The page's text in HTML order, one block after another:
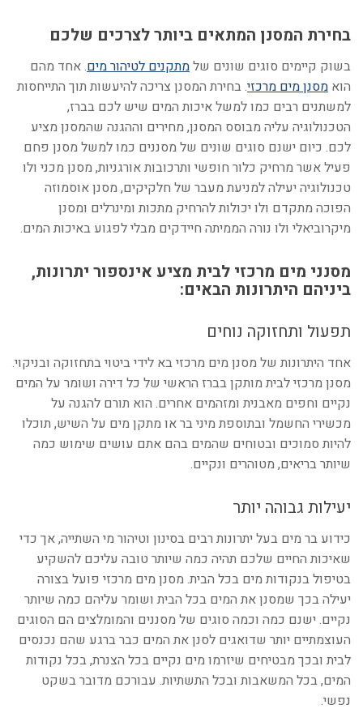
בחירת המסנן המתאים ביותר לצרכים שלכם
בשוק קיימים סוגים שונים שלמתקנים לטיהור מים. אחד מהם
הוא מסנן מים מרכזי. בחירת המסנן צריכה להיעשות תוך התייחסות
למשתנים רבים כמו למשל איכות המים שיש לכם בברז,
הטכנולוגיה עליה מבוסס המסנן, מחירים וההגנה שהמסנן מציע
לכם. כיום ישנם סוגים שונים של מסננים כמו למשל מסנן פחם
פעיל אשר מרחיק כלור חופשי ותרכובות אורגניות, מסנן מכני ולו
טכנולוגיה יעילה למניעת מעבר של חלקיקים, מסנן אוסמוזה
הפוכה מתקדם ולו יכולות להרחיק מתכות ומינרלים ומסנן
מיקרוביאלי ולו נורה הממיתה חיידקים מבלי לפגוע באיכות המים.
מסנני מים מרכזי לבית מציע אינספור יתרונות,
ביניהם היתרונות הבאים:
תפעול ותחזוקה נוחים
אחד היתרונות של מסנן מים מרכזי בא לידי ביטוי בתחזוקה ובניקוי.
מסנן מרכזי לבית מותקן בברז הראשי של כל דירה ושומר על המים
נקיים וחפים מאבנית ומזהמים אחרים. הוא תורם להגנה על
מכשירי החשמל ובתוספת מיני בר או מתקן מים על השיש, תוכלו
להיות סמוכים ובטוחים שהמים בהם אתם עושים שימוש כמה
שיותר בריאים, מטוהרים ונקיים.
יעילות גבוהה יותר
כידוע בר מים בעל יתרונות רבים בסינון וטיהור מי השתייה, אך כדי
שאיכות החיים שלכם תהיה כמה שיותר טובה עליכם להשקיע
בטיפול בנקודות מים בכל הבית. מסנן מים מרכזי פועל בצורה
יעילה בכך שמסנן את המים בכל הבית ושומר עליהם כמה שיותר
נקיים. ישנם כמה וכמה סוגים של מסננים והמומלצים הם הסוגים
העוצמתיים יותר שדואגים לסנן את המים כבר ברגע שהם נכנסים
לבית ובכך מבטיחים שיזרמו מים נקיים בכל הצנרת, בכל נקודות
המים, בכל המשאבות ובכל התשתיות. עבורכם מדובר בשקט
נפשי.